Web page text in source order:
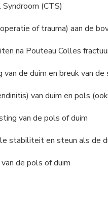
(CTS)
of trauma) aan de
na Pouteau Colles
de duim en breuk van
van duim en pols
van de pols of duim
stabiliteit en steun als de
de pols of duim